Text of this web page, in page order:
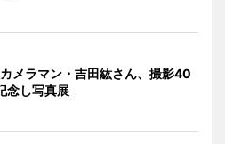
メラマン・吉田紘さん、撮影40
念し写真展